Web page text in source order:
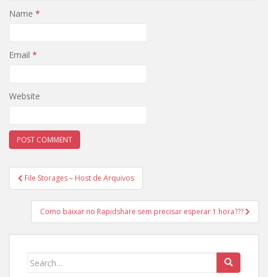
Name *
Email *
Website
Post
navigation
File Storages – Host de Arquivos
Como baixar no Rapidshare sem precisar esperar 1 hora???
Search